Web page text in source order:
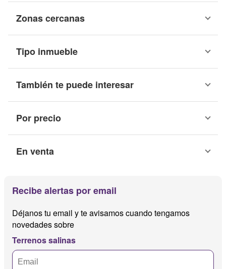
Zonas cercanas
Tipo inmueble
También te puede interesar
Por precio
En venta
Recibe alertas por email
Déjanos tu email y te avisamos cuando tengamos
novedades sobre
Terrenos salinas